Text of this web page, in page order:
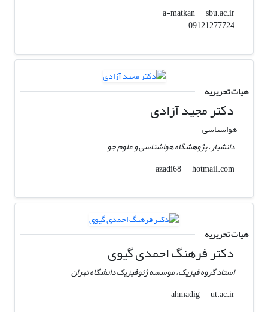
a-matkan
sbu.ac.ir
09121277724
هیات تحریریه
دکتر مجید آزادی
هواشناسی
دانشیار، پژوهشگاه هواشناسی و علوم جو
azadi68
hotmail.com
هیات تحریریه
دکتر فرهنگ احمدی گیوی
استاد گروه فیزیک، موسسه ژئوفیزیک دانشگاه تهران
ahmadig
ut.ac.ir